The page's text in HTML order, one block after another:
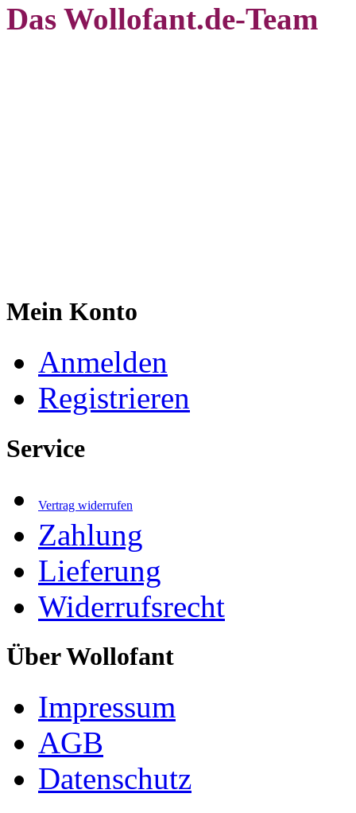
Das Wollofant.de-Team
Mein Konto
Anmelden
Registrieren
Service
Vertrag widerrufen
Zahlung
Lieferung
Widerrufsrecht
Über Wollofant
Impressum
AGB
Datenschutz